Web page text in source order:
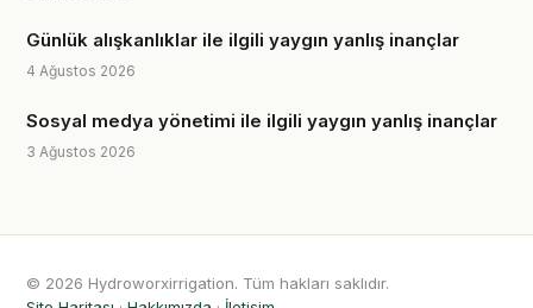
Günlük alışkanlıklar ile ilgili yaygın yanlış inançlar
4 Ağustos 2026
Sosyal medya yönetimi ile ilgili yaygın yanlış inançlar
3 Ağustos 2026
© 2026 Hydroworxirrigation. Tüm hakları saklıdır.